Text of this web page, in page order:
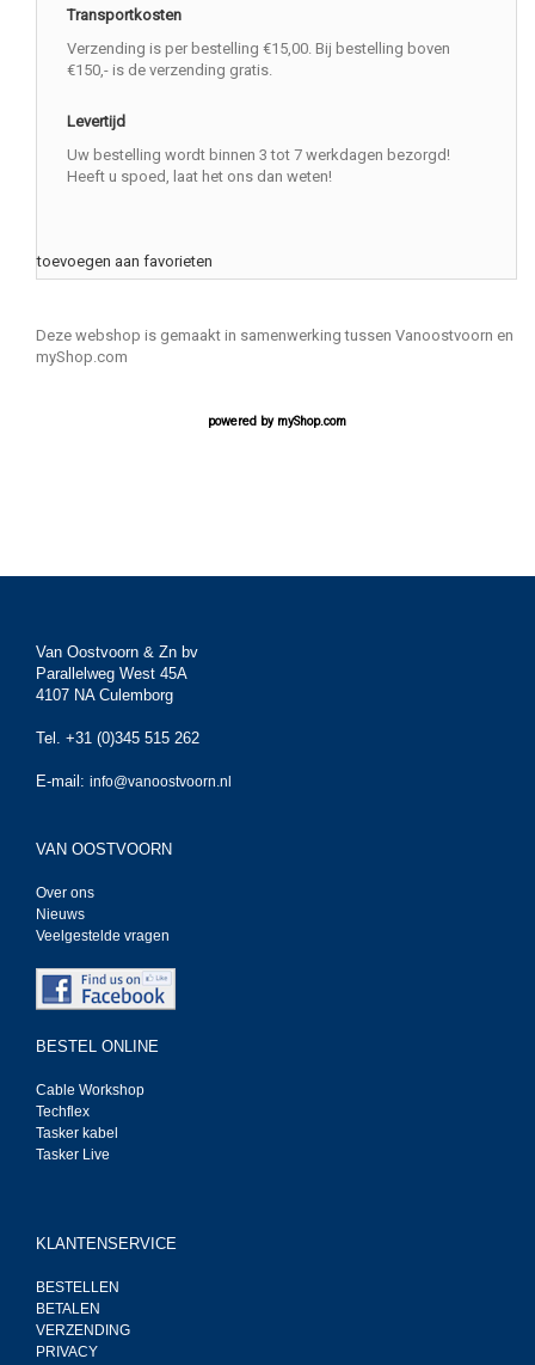
Transportkosten
Verzending is per bestelling €15,00. Bij bestelling boven
€150,- is de verzending gratis.
Levertijd
Uw bestelling wordt binnen 3 tot 7 werkdagen bezorgd!
Heeft u spoed, laat het ons dan weten!
toevoegen aan favorieten
Deze webshop is gemaakt in samenwerking tussen Vanoostvoorn en
myShop.com
powered by myShop.com
Van Oostvoorn & Zn bv
Parallelweg West 45A
4107 NA Culemborg
Tel. +31 (0)345 515 262
E-mail: info@vanoostvoorn.nl
VAN OOSTVOORN
Over ons
Nieuws
Veelgestelde vragen
BESTEL ONLINE
Cable Workshop
Techflex
Tasker kabel
Tasker Live
KLANTENSERVICE
BESTELLEN
BETALEN
VERZENDING
PRIVACY